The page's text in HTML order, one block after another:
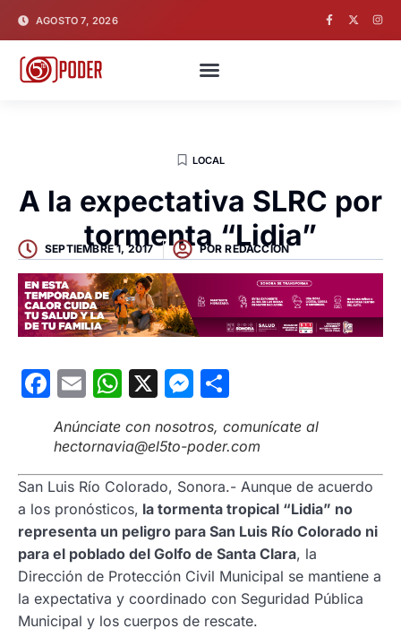
AGOSTO 7, 2026
LOCAL
A la expectativa SLRC por
tormenta “Lidia”
SEPTIEMBRE 1, 2017 POR REDACCION
Facebook
EmailWhatsApp
X Messenger
Anúnciate con nosotros, comunícate al
hectornavia@el5to-poder.com
San Luis Río Colorado, Sonora.- Aunque de acuerdo
a los pronósticos, la tormenta tropical “Lidia” no
representa un peligro para San Luis Río Colorado ni
para el poblado del Golfo de Santa Clara, la
Dirección de Protección Civil Municipal se mantiene a
la expectativa y coordinado con Seguridad Pública
Municipal y los cuerpos de rescate.